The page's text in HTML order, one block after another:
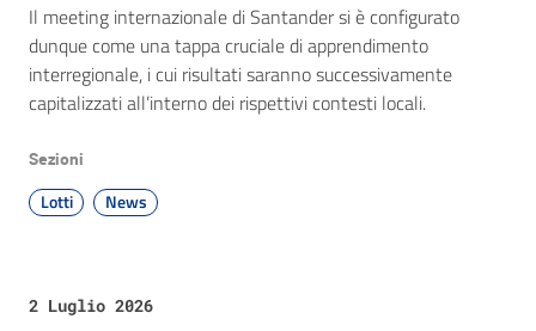
Il meeting internazionale di Santander si è configurato
dunque come una tappa cruciale di apprendimento
interregionale, i cui risultati saranno successivamente
capitalizzati all’interno dei rispettivi contesti locali.
Sezioni
Lotti News
2 Luglio 2026